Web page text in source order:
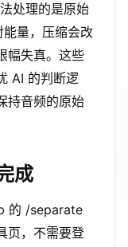
处理的是原始
量，压缩会改
幅失真。这些
AI 的判断逻
持音频的原始
成
的 /separate
页，不需要登